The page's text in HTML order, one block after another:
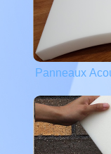
Panneaux